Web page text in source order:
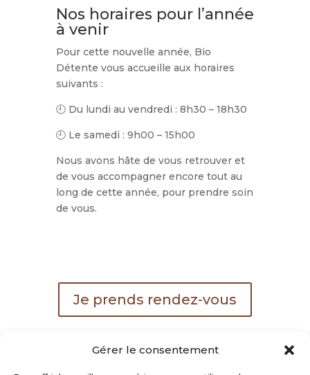
Gérer le consentement
Nos horaires pour l’année
à venir
Pour cette nouvelle année, Bio
Détente vous accueille aux horaires
suivants :
🕘 Du lundi au vendredi : 8h30 – 18h30
🕘 Le samedi : 9h00 – 15h00
Nous avons hâte de vous retrouver et
de vous accompagner encore tout au
long de cette année, pour prendre soin
de vous.
Je prends rendez-vous